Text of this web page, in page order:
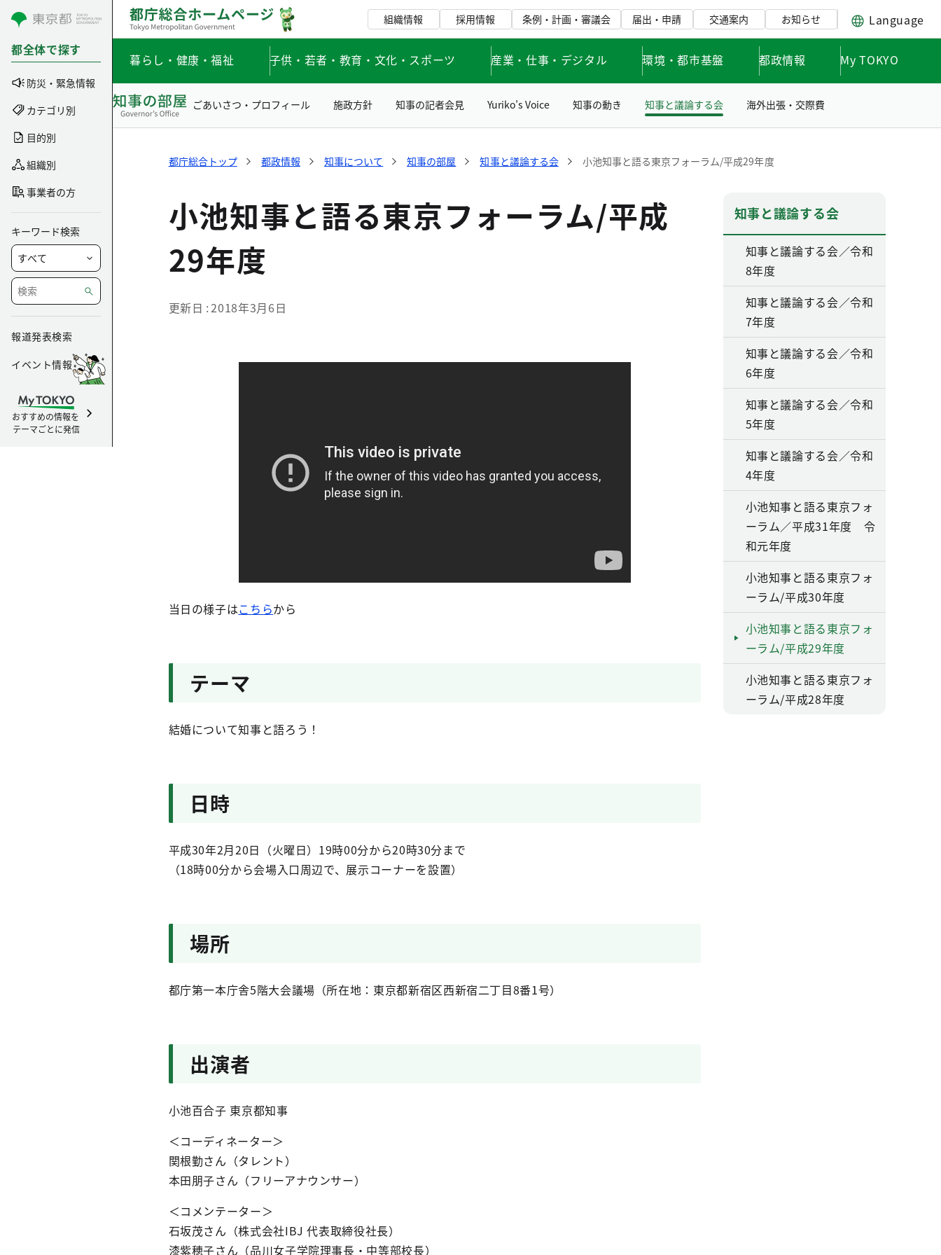
コンテンツにスキップ
都全体で探す
防災・緊急情報
カテゴリ別
目的別
組織別
事業者の方
キーワード検索
報道発表検索
イベント情報
おすすめの情報を
テーマごとに発信
組織情報 採用情報 条例・計画・審議会 届出・申請 交通案内 お知らせ Language
暮らし・健康・福祉 子供・若者・教育・文化・スポーツ 産業・仕事・デジタル 環境・都市基盤 都政情報 My TOKYO
ごあいさつ・プロフィール 施政方針 知事の記者会見 Yuriko’s Voice 知事の動き 知事と議論する会 海外出張・交際費
都庁総合トップ 都政情報 知事について 知事の部屋 知事と議論する会 小池知事と語る東京フォーラム/平成29年度
小池知事と語る東京フォーラム/平成
29年度
更新日 2018年3月6日
当日の様子はこちらから
テーマ
結婚について知事と語ろう！
日時
平成30年2月20日（火曜日）19時00分から20時30分まで
（18時00分から会場入口周辺で、展示コーナーを設置）
場所
都庁第一本庁舎5階大会議場（所在地：東京都新宿区西新宿二丁目8番1号）
出演者
小池百合子 東京都知事
＜コーディネーター＞
関根勤さん（タレント）
本田朋子さん（フリーアナウンサー）
＜コメンテーター＞
石坂茂さん（株式会社IBJ 代表取締役社長）
漆紫穂子さん（品川女子学院理事長・中等部校長）
知事と議論する会
知事と議論する会／令和
8年度
知事と議論する会／令和
7年度
知事と議論する会／令和
6年度
知事と議論する会／令和
5年度
知事と議論する会／令和
4年度
小池知事と語る東京フォ
ーラム／平成31年度 令
和元年度
小池知事と語る東京フォ
ーラム/平成30年度
小池知事と語る東京フォ
ーラム/平成29年度
小池知事と語る東京フォ
ーラム/平成28年度